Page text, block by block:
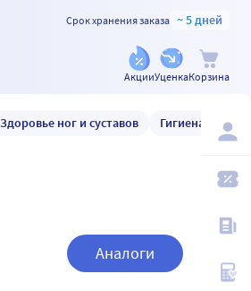
Срок хранения заказа ~ 5 дней
АкцииУценкаКорзина
Здоровье ног и суставов Гигиена и уход
Аналоги